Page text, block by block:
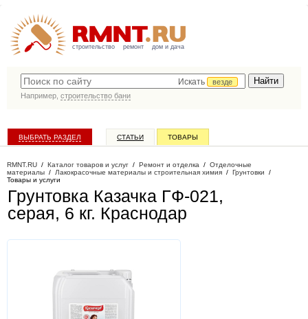
строительство ремонт дом и дача
Искать
везде
Например, строительство бани
ВЫБРАТЬ РАЗДЕЛ СТАТЬИ ТОВАРЫ
RMNT.RU / Каталог товаров и услуг / Ремонт и отделка / Отделочные
материалы / Лакокрасочные материалы и строительная химия / Грунтовки /
Товары и услуги
Грунтовка Казачка ГФ-021,
серая, 6 кг. Краснодар